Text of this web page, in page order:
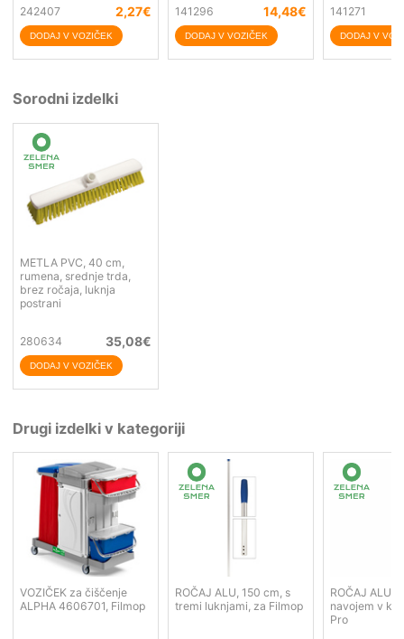
242407 2,27€ 141296 14,48€ 141271
Sorodni izdelki
METLA PVC, 40 cm,
rumena, srednje trda,
brez ročaja, luknja
postrani
280634 35,08€
Drugi izdelki v kategoriji
VOZIČEK za čiščenje
ALPHA 4606701, Filmop
ROČAJ ALU, 150 cm, s
tremi luknjami, za Filmop
ROČAJ ALU,
navojem v
Pro